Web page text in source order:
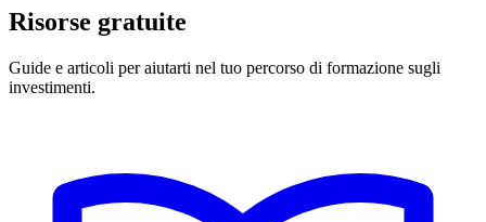
Risorse gratuite
Guide e articoli per aiutarti nel tuo percorso di formazione sugli
investimenti.